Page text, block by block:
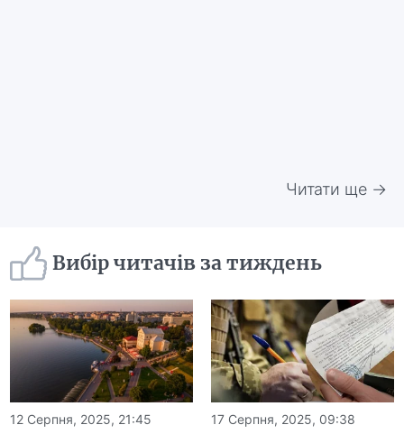
Читати ще →
Вибір читачів за тиждень
12 Серпня, 2025, 21:45 17 Серпня, 2025, 09:38